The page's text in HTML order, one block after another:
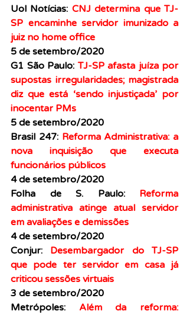
Uol Notícias: CNJ determina que TJ-
SP encaminhe servidor imunizado a
juiz no home office
5 de setembro/2020
G1 São Paulo: TJ-SP afasta juíza por
supostas irregularidades; magistrada
diz que está ‘sendo injustiçada’ por
inocentar PMs
5 de setembro/2020
Brasil 247: Reforma Administrativa: a
nova inquisição que executa
funcionários públicos
4 de setembro/2020
Folha de S. Paulo:
Reforma
administrativa atinge atual servidor
em avaliações e demissões
4 de setembro/2020
Conjur: Desembargador do TJ-SP
que pode ter servidor em casa já
criticou sessões virtuais
3 de setembro/2020
Metrópoles: Além da reforma: